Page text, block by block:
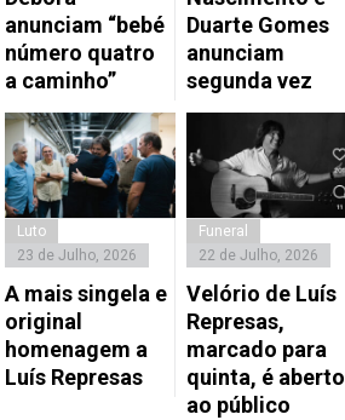
anunciam “bebé
número quatro
a caminho”
Duarte Gomes
anunciam
segunda vez
Luto
23 de Julho, 2026
A mais singela e
original
homenagem a
Luís Represas
Funeral
22 de Julho, 2026
Velório de Luís
Represas,
marcado para
quinta, é aberto
ao público